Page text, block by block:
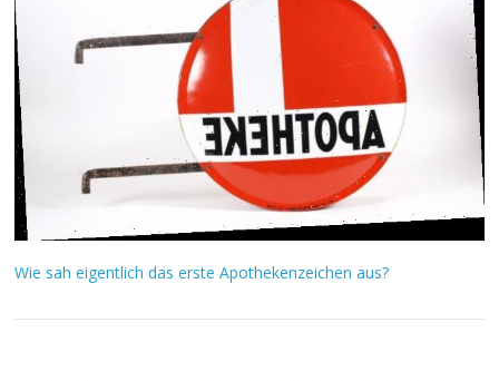
Wie sah eigentlich das erste Apothekenzeichen aus?